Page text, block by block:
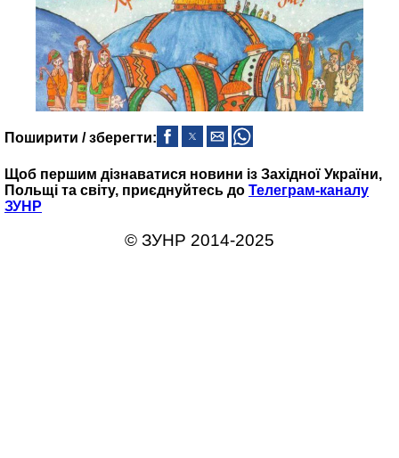
Поширити / зберегти:
Щоб першим дізнаватися новини із Західної України,
Польщі та світу, приєднуйтесь до Телеграм-каналу
ЗУНР
© ЗУНР 2014-2025